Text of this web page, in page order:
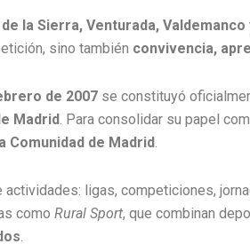
la Sierra, Venturada,
sino también convivencia,
de 2007 se constituyó
Madrid. Para consolidar su papel
Comunidad de Madrid.
actividades: ligas, competiciones,
como Rural Sport, que combinan
.